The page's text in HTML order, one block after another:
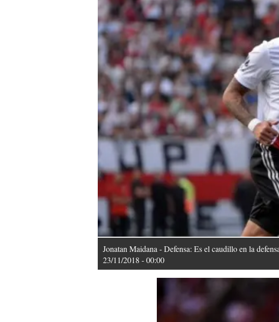
Jonatan Maidana - Defensa: Es el caudillo en la
23/11/2018 - 00:00